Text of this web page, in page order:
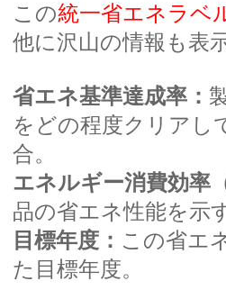
この統一省エネラベ
他に沢山の情報も表
省エネ基準達成率：
をどの程度クリアし
合。
エネルギー消費効率
品の省エネ性能を示
目標年度： この省エ
た目標年度。